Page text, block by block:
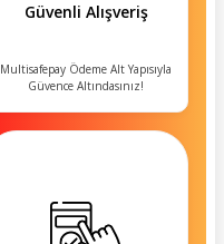
Güvenli Alışveriş
Multisafepay Ödeme Alt Yapısıyla
Güvence Altındasınız!